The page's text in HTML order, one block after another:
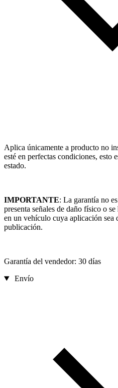
Aplica únicamente a producto no
esté en perfectas condiciones, esto
estado.
IMPORTANTE: La garantía no
presenta señales de daño físico o
en un vehículo cuya aplicación sea
publicación.
Garantía del vendedor: 30 días
Envío